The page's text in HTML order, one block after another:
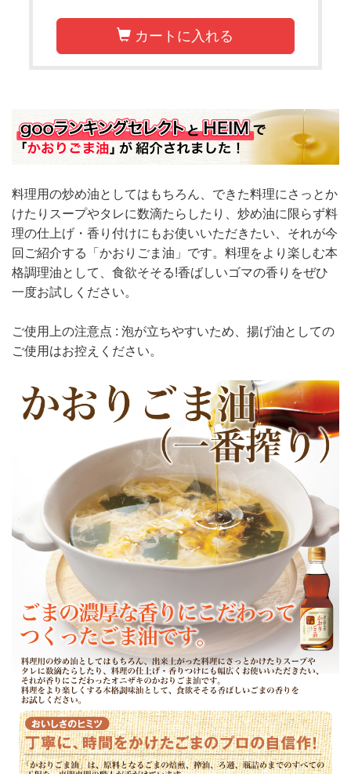
カートに入れる
料理用の炒め油としてはもちろん、できた料理にさっとか
けたりスープやタレに数滴たらしたり、炒め油に限らず料
理の仕上げ・香り付けにもお使いいただきたい、それが今
回ご紹介する「かおりごま油」です。料理をより楽しむ本
格調理油として、食欲そそる!香ばしいゴマの香りをぜひ
一度お試しください。
ご使用上の注意点 : 泡が立ちやすいため、揚げ油としての
ご使用はお控えください。